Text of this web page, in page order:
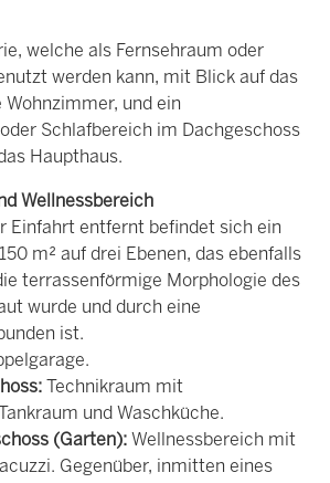
welche als Fernsehraum oder
werden kann, mit Blick auf das
und ein
Schlafbereich im Dachgeschoss
Haupthaus.
Wellnessbereich
Einfahrt entfernt befindet sich ein
m² auf drei Ebenen, das ebenfalls
terrassenförmige Morphologie des
wurde und durch eine
ist.
Technikraum mit
und Waschküche.
(Garten): Wellnessbereich mit
Gegenüber, inmitten eines